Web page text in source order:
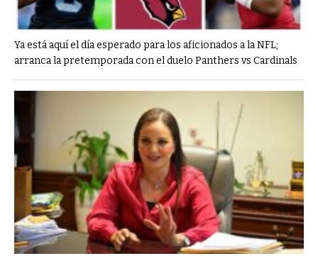
Ya está aquí el día esperado para los aficionados a la NFL;
arranca la pretemporada con el duelo Panthers vs Cardinals